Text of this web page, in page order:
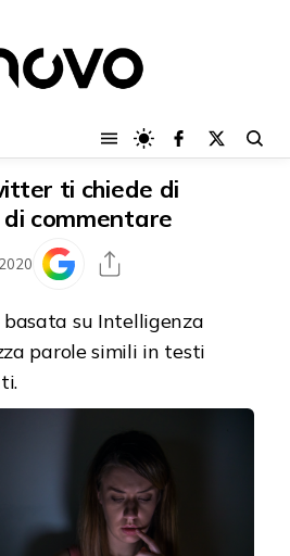
ti chiede di
commentare
su Intelligenza
parole simili in testi